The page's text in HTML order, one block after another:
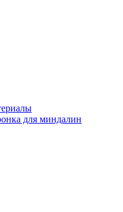
для миндалин